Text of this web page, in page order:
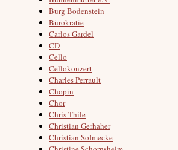
Burg Bodenstein
Bürokratie
Carlos Gardel
CD
Cello
Cellokonzert
Charles Perrault
Chopin
Chor
Chris Thile
Christian Gerhaher
Christian Solmecke